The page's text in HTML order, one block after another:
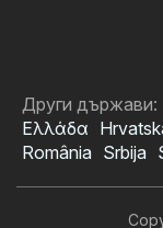
Други държави:
Ελλάδα
România Srbija